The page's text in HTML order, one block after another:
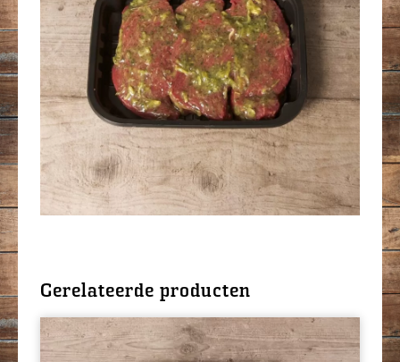
Gerelateerde producten